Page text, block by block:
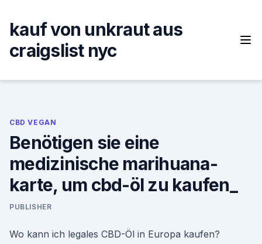
content
kauf von unkraut aus
craigslist nyc
CBD VEGAN
Benötigen sie eine
medizinische marihuana-
karte, um cbd-öl zu kaufen_
PUBLISHER
Wo kann ich legales CBD-Öl in Europa kaufen?